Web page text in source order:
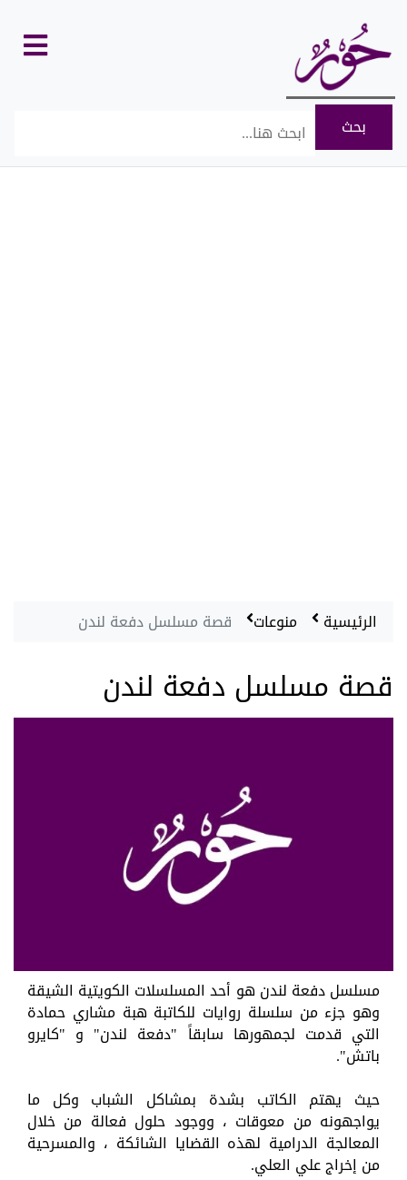
الرئيسية منوعات قصة مسلسل دفعة لندن
قصة مسلسل دفعة لندن
مسلسل دفعة لندن هو أحد المسلسلات الكويتية الشيقة
وهو جزء من سلسلة روايات للكاتبة هبة مشاري حمادة
التي قدمت لجمهورها سابقاً "دفعة لندن" و "كايرو
باتش".
حيث يهتم الكاتب بشدة بمشاكل الشباب وكل ما
يواجهونه من معوقات ، ووجود حلول فعالة من خلال
المعالجة الدرامية لهذه القضايا الشائكة ، والمسرحية
من إخراج علي العلي.